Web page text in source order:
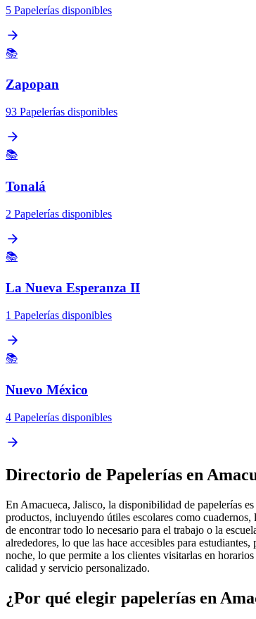
5 Papelerías disponibles
📚
Zapopan
93 Papelerías disponibles
📚
Tonalá
2 Papelerías disponibles
📚
La Nueva Esperanza II
1 Papelerías disponibles
📚
Nuevo México
4 Papelerías disponibles
Directorio de Papelerías en
En Amacueca, Jalisco, la disponibilidad de papelerías
productos, incluyendo útiles escolares como
de encontrar todo lo necesario para el trabajo o la
alrededores, lo que las hace accesibles para
noche, lo que permite a los clientes visitarlas en
calidad y servicio personalizado.
¿Por qué elegir papelerías en